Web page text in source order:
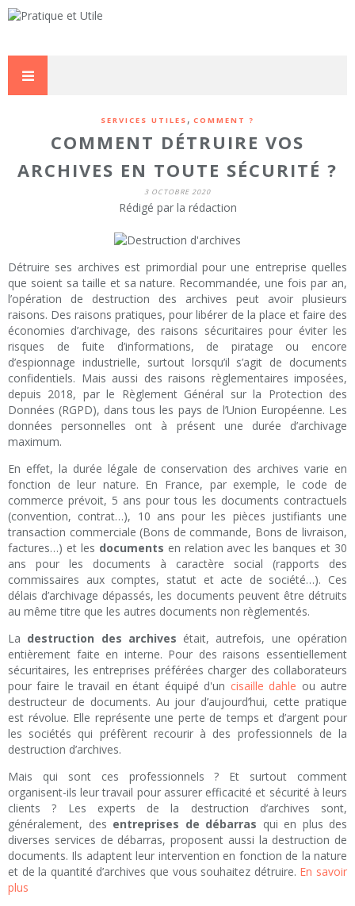
SERVICES UTILES , COMMENT ?
COMMENT DÉTRUIRE VOS
ARCHIVES EN TOUTE SÉCURITÉ ?
3 OCTOBRE 2020
Rédigé par la rédaction
Détruire ses archives est primordial pour une entreprise quelles
que soient sa taille et sa nature. Recommandée, une fois par an,
l’opération de destruction des archives peut avoir plusieurs
raisons. Des raisons pratiques, pour libérer de la place et faire des
économies d’archivage, des raisons sécuritaires pour éviter les
risques de fuite d’informations, de piratage ou encore
d’espionnage industrielle, surtout lorsqu’il s’agit de documents
confidentiels. Mais aussi des raisons règlementaires imposées,
depuis 2018, par le Règlement Général sur la Protection des
Données (RGPD), dans tous les pays de l’Union Européenne. Les
données personnelles ont à présent une durée d’archivage
maximum.
En effet, la durée légale de conservation des archives varie en
fonction de leur nature. En France, par exemple, le code de
commerce prévoit, 5 ans pour tous les documents contractuels
(convention, contrat…), 10 ans pour les pièces justifiants une
transaction commerciale (Bons de commande, Bons de livraison,
factures…) et les documents en relation avec les banques et 30
ans pour les documents à caractère social (rapports des
commissaires aux comptes, statut et acte de société…). Ces
délais d’archivage dépassés, les documents peuvent être détruits
au même titre que les autres documents non règlementés.
La destruction des archives était, autrefois, une opération
entièrement faite en interne. Pour des raisons essentiellement
sécuritaires, les entreprises préférées charger des collaborateurs
pour faire le travail en étant équipé d'un cisaille dahle ou autre
destructeur de documents. Au jour d’aujourd’hui, cette pratique
est révolue. Elle représente une perte de temps et d’argent pour
les sociétés qui préfèrent recourir à des professionnels de la
destruction d’archives.
Mais qui sont ces professionnels ? Et surtout comment
organisent-ils leur travail pour assurer efficacité et sécurité à leurs
clients ? Les experts de la destruction d’archives sont,
généralement, des entreprises de débarras qui en plus des
diverses services de débarras, proposent aussi la destruction de
documents. Ils adaptent leur intervention en fonction de la nature
et de la quantité d’archives que vous souhaitez détruire. En savoir
plus